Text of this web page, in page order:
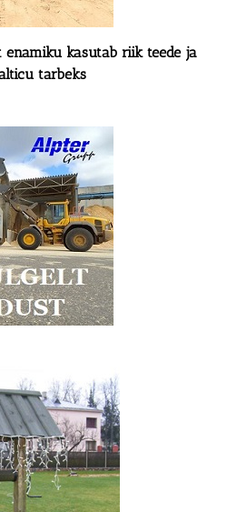
enamiku kasutab riik teede ja
tarbeks